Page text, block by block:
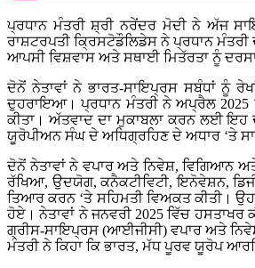
ਪ੍ਰਧਾਨ ਮੰਤਰੀ ਸ਼੍ਰੀ ਨਰੇਂਦਰ ਮੋਦੀ ਨੇ ਅੱਜ
ਰਾਸ਼ਟਰਪਤੀ ਕ੍ਰਿਸਟੋਡੌਲਿਡੇਸ ਨੇ ਪ੍ਰਧਾਨ
ਆਪਸੀ ਵਿਸ਼ਵਾਸ ਅਤੇ ਸਥਾਈ ਮਿਤੱਰਤਾ ਨੂੰ
ਦੋਨੋਂ ਨੇਤਾਵਾਂ ਨੇ ਭਾਰਤ-ਸਾਇਪ੍ਰਸ ਸਬੰਧਾਂ ਨੂੰ
ਦੁਹਰਾਇਆ। ਪ੍ਰਧਾਨ ਮੰਤਰੀ ਨੇ ਅਪ੍ਰੈਲ 2025
ਕੀਤਾ। ਅੱਤਵਾਦ ਦਾ ਮੁਕਾਬਲਾ ਕਰਨ ਲਈ ਇਹ
ਯੂਰੋਪੀਅਨ ਸੰਘ ਦੇ ਅਧਿਗ੍ਰਹਿਣ ਦੇ ਅਧਾਰ ‘ਤੇ
ਦੋਨੋਂ ਨੇਤਾਵਾਂ ਨੇ ਵਪਾਰ ਅਤੇ ਨਿਵੇਸ਼, ਵਿਗਿਆਨ
ਰੱਖਿਆ, ਉਦਯੋਗ, ਕਨੈਕਟੀਵਿਟੀ, ਇਨੋਵੇਸ਼ਨ,
ਤਿਆਰ ਕਰਨ ‘ਤੇ ਸਹਿਮਤੀ ਵਿਅਕਤ ਕੀਤੀ।
ਹੋਏ। ਨੇਤਾਵਾਂ ਨੇ ਜਨਵਰੀ 2025 ਵਿੱਚ
ਗ੍ਰੀਸ-ਸਾਇਪ੍ਰਸ (ਆਈਜੀਸੀ) ਵਪਾਰ ਅਤੇ
ਮੰਤਰੀ ਨੇ ਕਿਹਾ ਕਿ ਭਾਰਤ, ਮੱਧ ਪੂਰਵ ਯੂਰੋਪ